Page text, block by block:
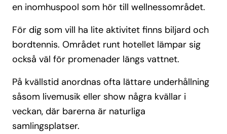
en inomhuspool som hör till wellnessområdet.
För dig som vill ha lite aktivitet finns biljard och
bordtennis. Området runt hotellet lämpar sig
också väl för promenader längs vattnet.
På kvällstid anordnas ofta lättare underhållning
såsom livemusik eller show några kvällar i
veckan, där barerna är naturliga
samlingsplatser.